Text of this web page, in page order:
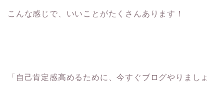
こんな感じで、いいことがたくさんあります！
「自己肯定感高めるために、今すぐブログやりましょ